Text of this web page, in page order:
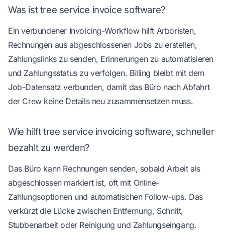
Was ist tree service invoice software?
Ein verbundener Invoicing-Workflow hilft Arboristen,
Rechnungen aus abgeschlossenen Jobs zu erstellen,
Zahlungslinks zu senden, Erinnerungen zu automatisieren
und Zahlungsstatus zu verfolgen. Billing bleibt mit dem
Job-Datensatz verbunden, damit das Büro nach Abfahrt
der Crew keine Details neu zusammensetzen muss.
Wie hilft tree service invoicing software, schneller
bezahlt zu werden?
Das Büro kann Rechnungen senden, sobald Arbeit als
abgeschlossen markiert ist, oft mit Online-
Zahlungsoptionen und automatischen Follow-ups. Das
verkürzt die Lücke zwischen Entfernung, Schnitt,
Stubbenarbeit oder Reinigung und Zahlungseingang.